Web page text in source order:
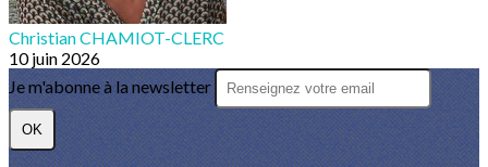
Christian CHAMIOT-CLERC
10 juin 2026
Je m'abonne à la newsletter
OK